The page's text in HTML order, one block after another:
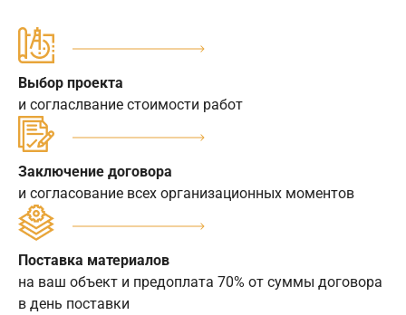
Выбор проекта
и согласлвание стоимости работ
Заключение договора
и согласование всех организационных моментов
Поставка материалов
на ваш объект и предоплата 70% от суммы договора
в день поставки